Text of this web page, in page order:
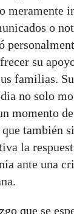
meramente
o
su
familias.
no solo
momento
también
la
ante una
que se